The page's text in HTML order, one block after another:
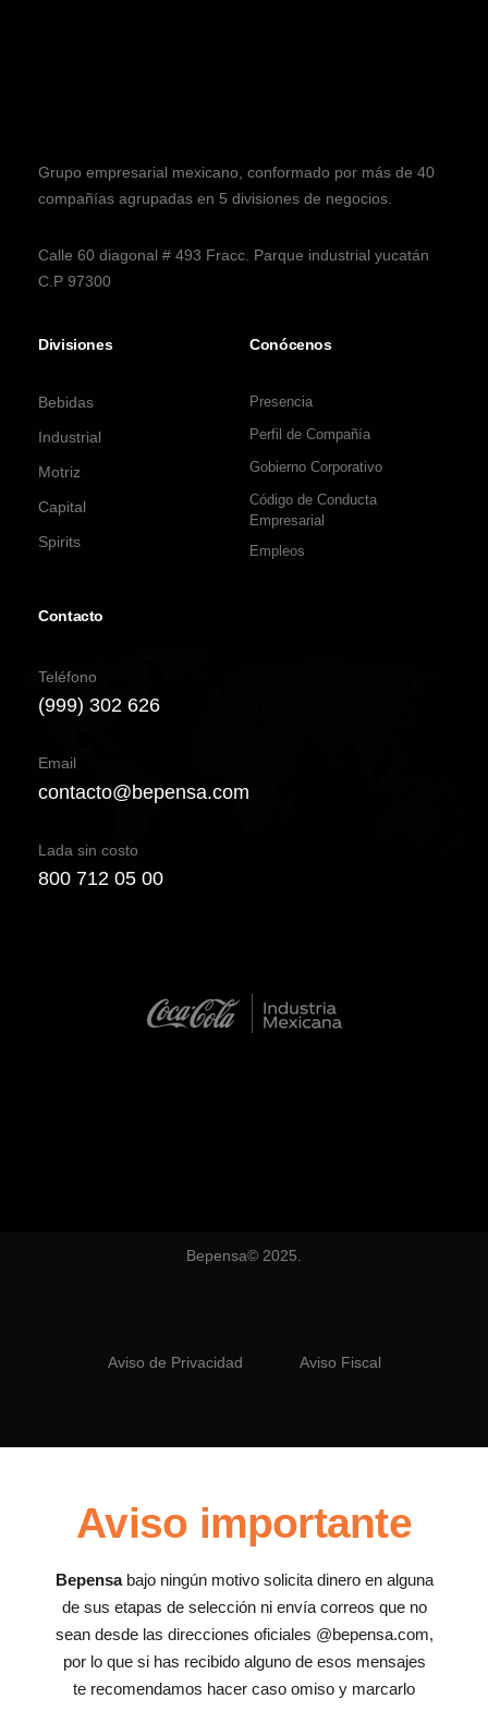
Grupo empresarial mexicano, conformado por más de 40
compañías agrupadas en 5 divisiones de negocios.
Calle 60 diagonal # 493 Fracc. Parque industrial yucatán
C.P 97300
Divisiones
Bebidas
Industrial
Motriz
Capital
Spirits
Conócenos
Presencia
Perfil de Compañía
Gobierno Corporativo
Código de Conducta
Empresarial
Empleos
Contacto
Teléfono
(999) 302 626
Email
contacto@bepensa.com
Lada sin costo
800 712 05 00
Bepensa© 2025.
Aviso de Privacidad Aviso Fiscal
Aviso importante
Bepensabajo ningún motivo solicita dinero en alguna
de sus etapas de selección ni envía correos que no
sean desde las direcciones oficiales @bepensa.com,
por lo que si has recibido alguno de esos mensajes
te recomendamos hacer caso omiso y marcarlo